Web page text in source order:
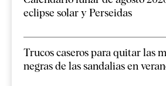
eclipse solar y Perseidas
Trucos caseros para quitar las
negras de las sandalias en